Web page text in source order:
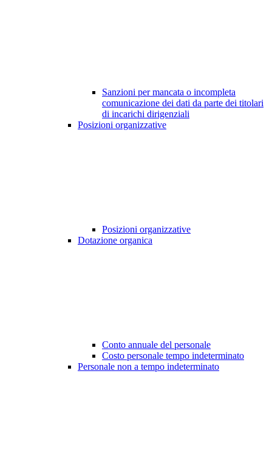
Sanzioni per mancata o incompleta
comunicazione dei dati da parte dei titolari
di incarichi dirigenziali
Posizioni organizzative
Posizioni organizzative
Dotazione organica
Conto annuale del personale
Costo personale tempo indeterminato
Personale non a tempo indeterminato